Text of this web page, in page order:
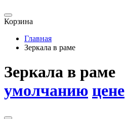
Корзина
Главная
Зеркала в раме
Зеркала в раме
умолчанию цене